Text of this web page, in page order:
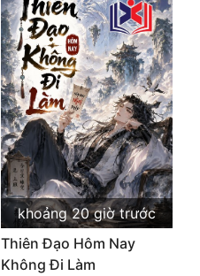
khoảng 20 giờ trước
Thiên Đạo Hôm Nay
Không Đi Làm